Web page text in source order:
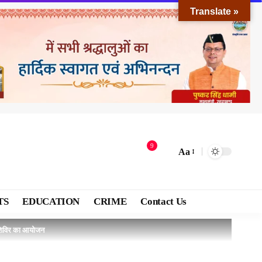
9
Aa
EDUCATION CRIME Contact Us
का आयोजन
Translate »